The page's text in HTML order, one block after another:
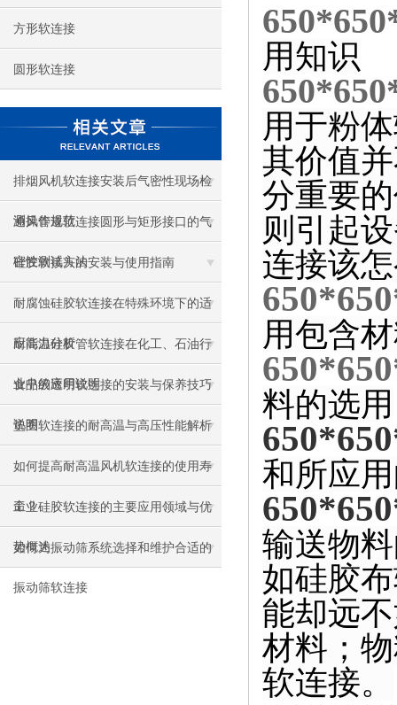
方形软连接
圆形软连接
排烟风机软连接安装后气密性现场检
测操作规范
通风管道软连接圆形与矩形接口的气
密性测试方法
硅胶软接头的安装与使用指南
耐腐蚀硅胶软连接在特殊环境下的适
应能力分析
耐高温硅胶管软连接在化工、石油行
业中的应用说明
食品级透明软连接的安装与保养技巧
说明
垫圈软连接的耐高温与高压性能解析
如何提高耐高温风机软连接的使用寿
命？
工业硅胶软连接的主要应用领域与优
势概述
如何为振动筛系统选择和维护合适的
振动筛软连接
用知识
用于粉
其价值
分重要
则引起
连接该
用包含
料的选用
和所应
输送物
如硅胶
能却远
材料；
软连接。